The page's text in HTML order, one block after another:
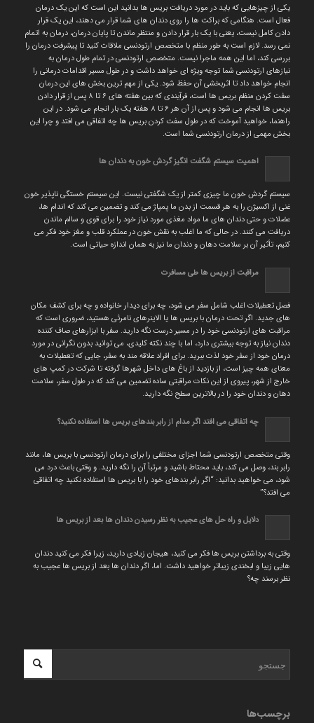
یکی از چیزهایی که باید در مورد دریافت بریس ها بدانید این است که این یک درمان
فعال است. هنگامی که براکت ها را روی دندان های شما قرار می دهند، این یک قرار
دادن کامل نیست، یعنی با یک بار قرار دادن و منتظر ماندن تا پایان درمان، درمان به اتمام
نمی رسد. لازم است به طور منظم با متخصص ارتودنسی ملاقات کنید تا پیشرفت درمان را
بررسی کند، اما این همه ماجرا نیست. متخصص ارتودنسی در تمام طول درمان به
نیازهای ارتودنسی شما توجه ویژه ای خواهد داشت و در طول مسیر اقدامات درمانی را
انجام خواهد داد تا اثربخشی آن حفظ شود. یکی از مهم ترین بخش های این درمان
سفت کردن منظم بریس ها است، فرآیندی که بین هفته های ۶ تا ۸ پس از قرار دادن
بریس ها انجام می شود و پس از آن هر ۶ تا ۸ هفته یک بار انجام می شود. در این
راهنما، خواهید آموخت که در طول سفت کردن بریس ها چه اتفاقی می افتد و چرا این
بخش مهمی از درمان ارتودنسی شما است.
اهمیت سیستم شگفت انگیز گردش خون به دندان ها
سیستم گردش خون ما چیزی کمتر از یک شگفتی نیست. این سیستم خستگی ناپذیر خون
غنی از اکسیژن را به هر قسمت از بدن ما پمپاژ می کند و تضمین می کند که اندام ها،
عضلات و حتی دندان های ما مواد مغذی مورد نیاز خود را برای قوی و سالم ماندن
دریافت می کنند. در حالی که ما اغلب به نقش خون در عملکرد قلب و مغز خود فکر می
کنیم، تأثیر آن بر سلامت دهان و دندان ما نیز به همان اندازه حیاتی است.
مراقبت از بریس ها طی مسافرت
فصل تعطیلات اغلب شامل سفر می شود، چه برای دیدار خانواده و چه برای کشف مکان
های جدید. اگر تحت درمان با بریس ها یا الاینرهای نامرئی هستید، ضروری است که
مراقبت های ارتودنسی خود را در مسیر درست نگه دارید. سفر با ابزارهای صاف کننده
دندان نیاز به توجه بیشتری دارد، اما با چند نکته کلیدی، می توانید بدون نگرانی در مورد
درمان خود از سفر خود لذت ببرید. برای افراد علاقه مند به سفر، جایی که تعطیلات به
معنای همه چیز است، از بازدید از باغ های داخل شهرها گرفته تا شرکت در کمپ های
خارج از شهر، پیروی از این نکات مراقبتی ساده تضمین می کند که در طول سفر، سلامت
دهان و دندان خود را در بالاترین سطح نگه دارید.
چه اتفاقی می افتد اگر مدام از رابر بندهای بریس ها استفاده نکنید؟
وقتی متخصص ارتودنسی شما اجزای مختلفی را برای درمان ارتودنسی با بریس ها، مانند
رابر بند، وصل می کند، باید محتاط باشید و مرتباً آن را نگه دارید. و وقتی باعث درد می
شود، می خواهید بدانید: “اگر رابر بندهای خود را با بریس ها استفاده نکنید چه اتفاقی
می افتد؟”
دلایل و راه حل های عجیب به نظر رسیدن دندان ها بعد از بریس ها
وقتی به برداشتن بریس ها فکر می کنید، هیجان زیادی دارید، زیرا فکر می کنید دندان
هایی زیبا و لبخندی زیباتر خواهید داشت. اما، اگر دندان ها بعد از بریس ها عجیب به
نظر برسند چه؟
برچسب‌ها